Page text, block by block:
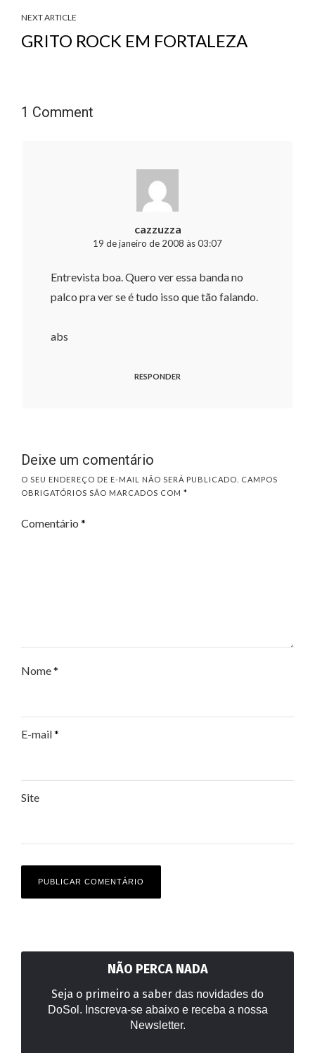
NEXT ARTICLE
GRITO ROCK EM FORTALEZA
1 Comment
cazzuzza
19 de janeiro de 2008 às 03:07
Entrevista boa. Quero ver essa banda no
palco pra ver se é tudo isso que tão falando.
abs
RESPONDER
Deixe um comentário
O SEU ENDEREÇO DE E-MAIL NÃO SERÁ PUBLICADO.
CAMPOS
OBRIGATÓRIOS SÃO MARCADOS COM *
Comentário *
Nome*
E-mail*
Site
NÃO PERCA NADA
Seja o primeiro a saber das novidades do
DoSol. Inscreva-se abaixo e receba a nossa
Newsletter.